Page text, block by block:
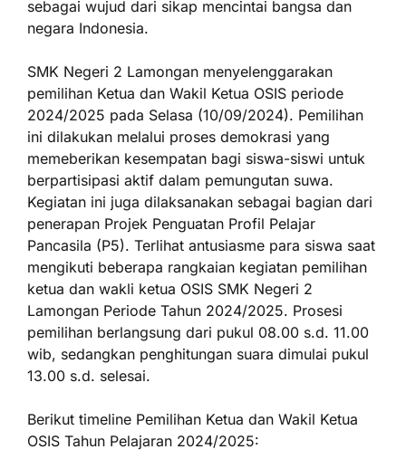
sebagai wujud dari sikap mencintai bangsa dan
negara Indonesia.
SMK Negeri 2 Lamongan menyelenggarakan
pemilihan Ketua dan Wakil Ketua OSIS periode
2024/2025 pada Selasa (10/09/2024). Pemilihan
ini dilakukan melalui proses demokrasi yang
memeberikan kesempatan bagi siswa-siswi untuk
berpartisipasi aktif dalam pemungutan suwa.
Kegiatan ini juga dilaksanakan sebagai bagian dari
penerapan Projek Penguatan Profil Pelajar
Pancasila (P5). Terlihat antusiasme para siswa saat
mengikuti beberapa rangkaian kegiatan pemilihan
ketua dan wakli ketua OSIS SMK Negeri 2
Lamongan Periode Tahun 2024/2025. Prosesi
pemilihan berlangsung dari pukul 08.00 s.d. 11.00
wib, sedangkan penghitungan suara dimulai pukul
13.00 s.d. selesai.
Berikut timeline Pemilihan Ketua dan Wakil Ketua
OSIS Tahun Pelajaran 2024/2025: